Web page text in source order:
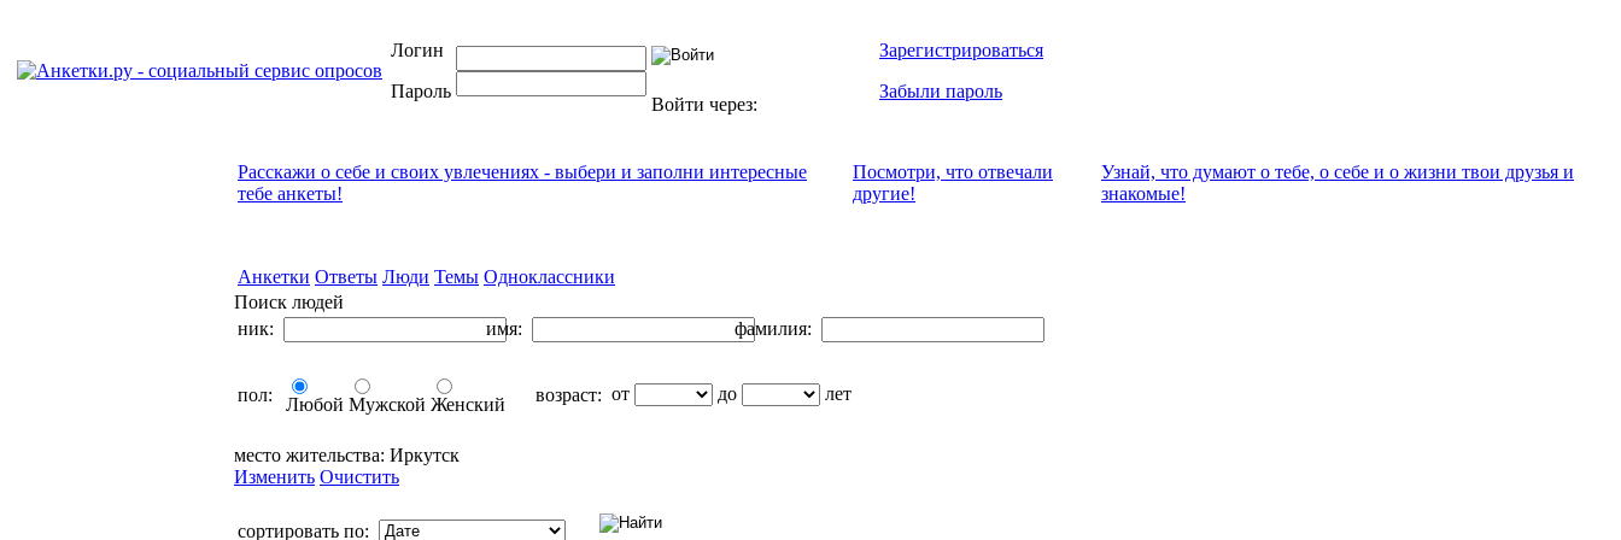
Логин
Пароль
Войти через:
Зарегистрироваться
Забыли пароль
Расскажи о себе и своих увлечениях - выбери и заполни интересные
тебе анкеты!
Посмотри, что отвeчали
другие!
Узнай, что думают о тебе, о себе и о жизни твои друзья и
знакомые!
Анкетки Ответы Люди Темы Одноклассники
Поиск людей
ник:
имя: фамилия:
пол: Любой Мужской Женский возраст: от до лет
место жительства: Иркутск
Изменить Очистить
сортировать по: